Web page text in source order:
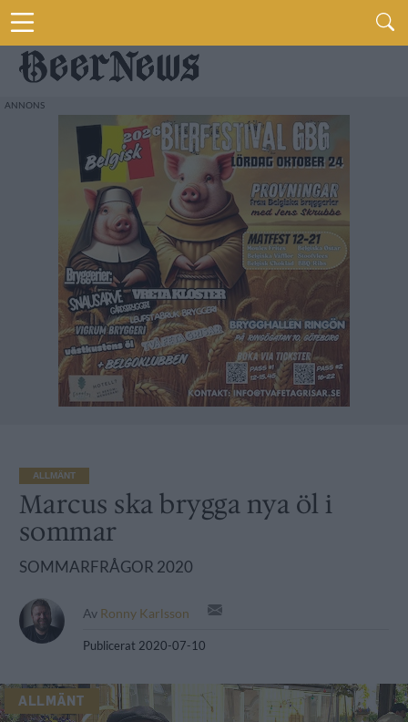
ALLMÄNT
Marcus ska brygga nya öl i
sommar
SOMMARFRÅGOR 2020
Av Ronny Karlsson
Publicerat 2020-07-10
ALLMÄNT